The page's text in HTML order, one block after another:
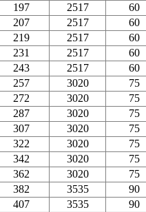
197 2517 60
207 2517 60
219 2517 60
231 2517 60
243 2517 60
257 3020 75
272 3020 75
287 3020 75
307 3020 75
322 3020 75
342 3020 75
362 3020 75
382 3535 90
407 3535 90